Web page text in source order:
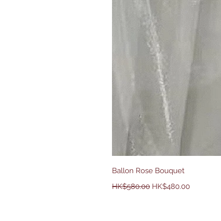
Ballon Rose Bouquet
一般價格
HK$580.00 促銷價格
HK$480.00